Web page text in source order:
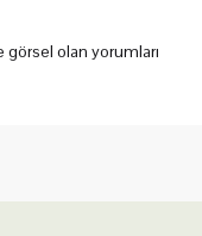
görsel olan yorumları